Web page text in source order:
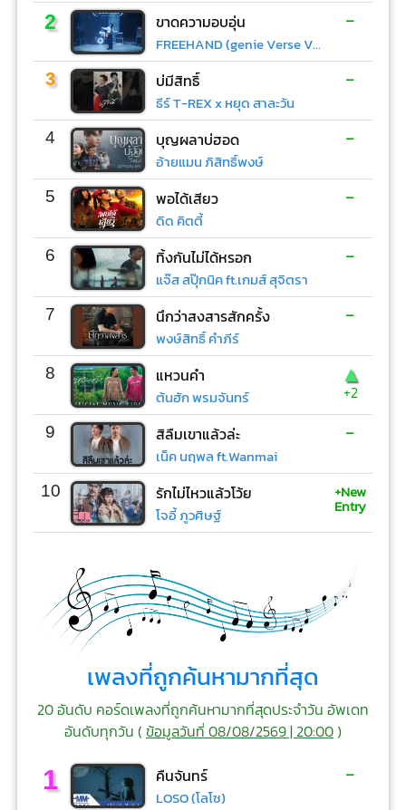
2 ขาดความอบอุ่น
FREEHAND (genie Verse Vol.1)
-
3 บ่มีสิทธิ์
ธีร์ T-REX x หยุด สาละวัน
-
4 บุญผลาบ่ฮอด
อ้ายแมน ภิสิทธิ์พงษ์
-
5 พอได้เสียว
ดิด คิตตี้
-
6 ทิ้งกันไม่ได้หรอก
แจ๊ส สปุ๊กนิค ft.เกมส์ สุจิตรา
-
7 นึกว่าสงสารสักครั้ง
พงษ์สิทธิ์ คำภีร์
-
8 แหวนคำ
ต้นฮัก พรมจันทร์
▲
+2
9 สิลืมเขาแล้วล่ะ
เน็ค นฤพล ft.Wanmai
-
10 รักไม่ไหวแล้วโว้ย
โจอี้ ภูวศิษฐ์
+New
Entry
เพลงที่ถูกค้นหามากที่สุด
20 อันดับ คอร์ดเพลงที่ถูกค้นหามากที่สุดประจำวัน อัพเดท
อันดับทุกวัน (ข้อมูลวันที่ 08/08/2569 | 20:00)
1 คืนจันทร์
LOSO (โลโซ)
-